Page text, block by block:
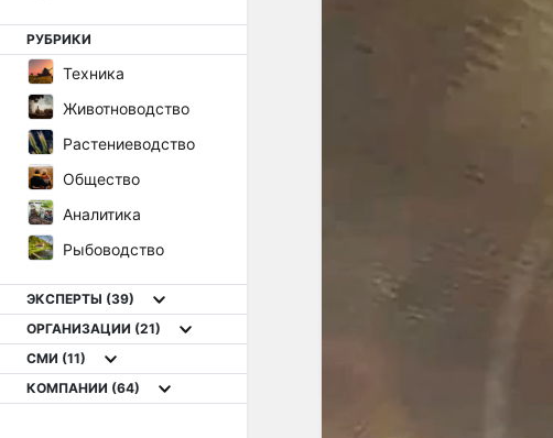
РУБРИКИ
Техника
Животноводство
Растениеводство
Общество
Аналитика
Рыбоводство
ЭКСПЕРТЫ (39)
ОРГАНИЗАЦИИ (21)
СМИ (11)
КОМПАНИИ (64)